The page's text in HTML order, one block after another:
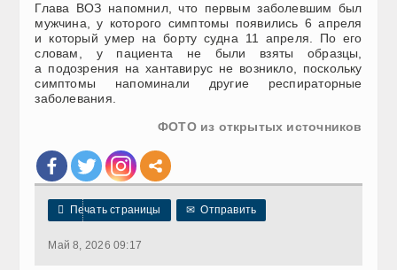
Глава ВОЗ напомнил, что первым заболевшим был
мужчина, у которого симптомы появились 6 апреля
и который умер на борту судна 11 апреля. По его
словам, у пациента не были взяты образцы,
а подозрения на хантавирус не возникло, поскольку
симптомы напоминали другие респираторные
заболевания.
ФОТО из открытых источников
 Печать страницы ✉ Отправить
Май 8, 2026 09:17